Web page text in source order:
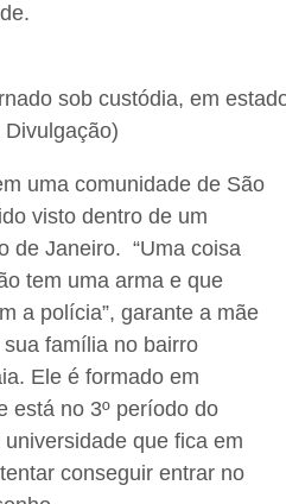
sob custódia, em
uma comunidade de São
visto dentro de um
de Janeiro. “Uma coisa
tem uma arma e que
a polícia”, garante a mãe
família no bairro
Ele é formado em
está no 3º período do
que fica em
conseguir entrar no